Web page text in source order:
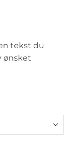
tekst du
ønsket